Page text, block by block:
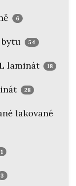
6
bytu 54
laminát 18
28
lakované
3